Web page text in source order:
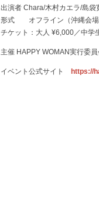
出演者 Chara/木村カエラ/島
形式 オフライン（沖縄会場
チケット：大人 ¥6,000／中学
主催 HAPPY WOMAN実行委
イベント公式サイト https://